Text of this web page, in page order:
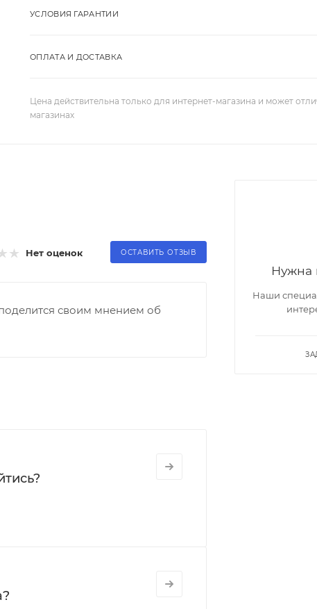
УСЛОВИЯ ГАРАНТИИ
ОПЛАТА И ДОСТАВКА
Цена действительна только для интернет-магазина и может
магазинах
Нет оценок ОСТАВИТЬ ОТЗЫВ
своим мнением об
Нужна
Наши